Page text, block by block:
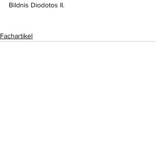
Bildnis Diodotos II.
Fachartikel